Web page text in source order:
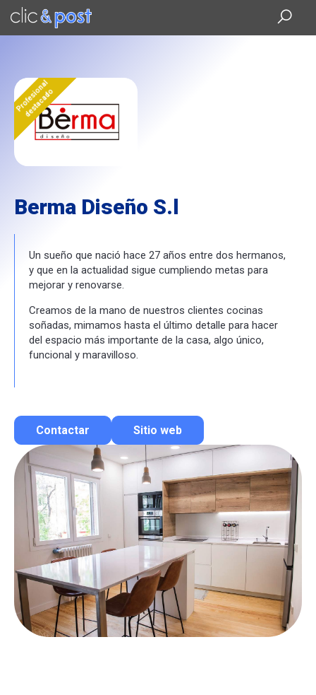
Saltar
contenido
Profesional
destacado
Berma Diseño S.l
Un sueño que nació hace 27 años entre dos hermanos,
y que en la actualidad sigue cumpliendo metas para
mejorar y renovarse.
Creamos de la mano de nuestros clientes cocinas
soñadas, mimamos hasta el último detalle para hacer
del espacio más importante de la casa, algo único,
funcional y maravilloso.
Contactar
Contactar por correo
Llamar por teléfono
Sitio web